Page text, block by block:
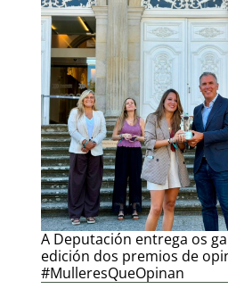
A Deputación entrega os
edición dos premios de
#MulleresQueOpinan